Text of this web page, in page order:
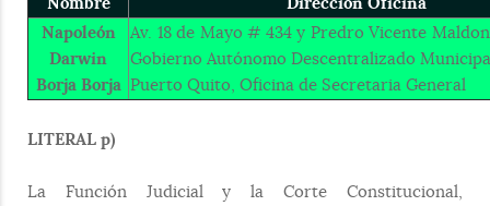
Napoleón
Darwin
Borja Borja
Av. 18 de Mayo # 434 y Predro Vicente
Gobierno Autónomo Descentralizado
Puerto Quito, Oficina de Secretaria General
LITERAL p)
La Función Judicial y la Corte Constitucional,